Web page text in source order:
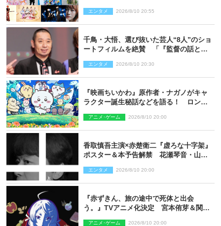
エンタメ 2026/8/10 20:55
千鳥・大悟、選び抜いた芸人“8人”のショ
ートフィルムを絶賛 「『監督の話とか
した」
エンタメ 2026/8/10 20:30
『映画ちいかわ』原作者・ナガノがキャ
ラクター誕生秘話などを語る！ ロング
アニメ･ゲーム 2026/8/10 20:00
香取慎吾主演×赤楚衛二『虚ろな十字架』
ポスター＆本予告解禁 花瀬琴音・山中
エンタメ 2026/8/10 20:00
『赤ずきん、旅の途中で死体と出会
う。』TVアニメ化決定 宮本侑芽＆関根
アニメ･ゲーム 2026/8/10 20:00